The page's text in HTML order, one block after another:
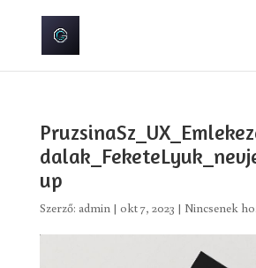
up
Szerző: admin| okt 7, 2023 | Nincsenek